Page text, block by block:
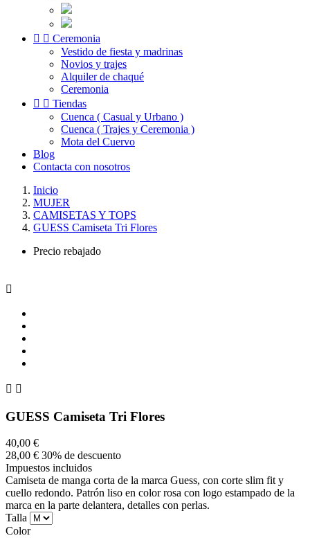
  Ceremonia
Vestido de fiesta y madrinas
Novios y trajes
Alquiler de chaqué
Ceremonia
  Tiendas
Cuenca ( Casual y Urbano )
Cuenca ( Trajes y Ceremonia )
Mota del Cuervo
Blog
Contacta con nosotros
Inicio
MUJER
CAMISETAS Y TOPS
GUESS Camiseta Tri Flores
Precio rebajado

 
GUESS Camiseta Tri Flores
40,00 €
28,00 € 30% de descuento
Impuestos incluidos
Camiseta de manga corta de la marca Guess, con corte slim fit y
cuello redondo. Patrón liso en color rosa con logo estampado de la
marca en la parte delantera, detalles con perlas.
Talla
Color